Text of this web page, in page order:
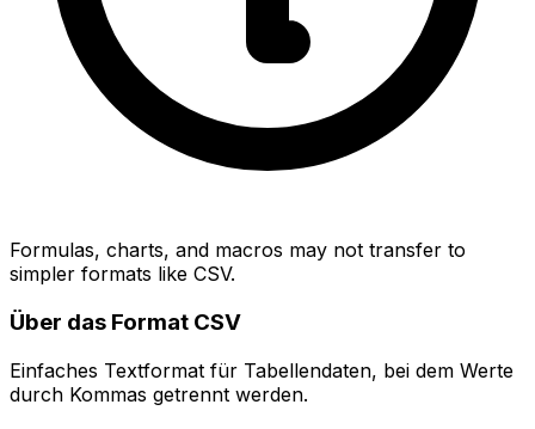
Formulas, charts, and macros may not transfer to
simpler formats like CSV.
Über das Format CSV
Einfaches Textformat für Tabellendaten, bei dem Werte
durch Kommas getrennt werden.